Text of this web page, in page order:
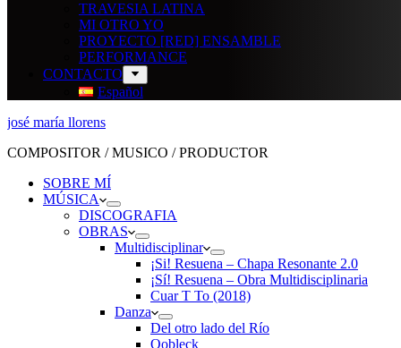
TRAVESIA LATINA
MI OTRO YO
PROYECTO [RED] ENSAMBLE
PERFORMANCE
CONTACTO
Español
josé maría llorens
COMPOSITOR / MUSICO / PRODUCTOR
SOBRE MÍ
MÚSICA
DISCOGRAFIA
OBRAS
Multidisciplinar
¡Si! Resuena – Chapa Resonante 2.0
¡Sí! Resuena – Obra Multidisciplinaria
Cuar T To (2018)
Danza
Del otro lado del Río
Oobleck